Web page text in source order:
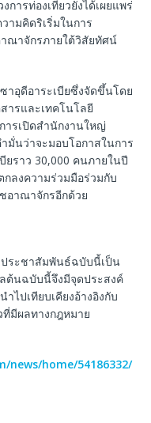
ารท่องเที่ยวยังได้เผยแพร่
ามคิดริเริ่มในการ
ณาจักรภายใต้วิสัยทัศน์
าอุดีอาระเบียซึ่งจัดขึ้นโดย
ารและเทคโนโลยี
ารเปิดสำนักงานใหญ่
มั่นว่าจะมอบโอกาสในการ
ยราว 30,000 คนภายในปี
ลงความร่วมมือร่วมกับ
อาณาจักรอีกด้วย
ระชาสัมพันธ์ฉบับนี้เป็น
ต้นฉบับนี้จึงมีจุดประสงค์
ไปเทียบเคียงอ้างอิงกับ
มีผลทางกฎหมาย
news/home/54186332/